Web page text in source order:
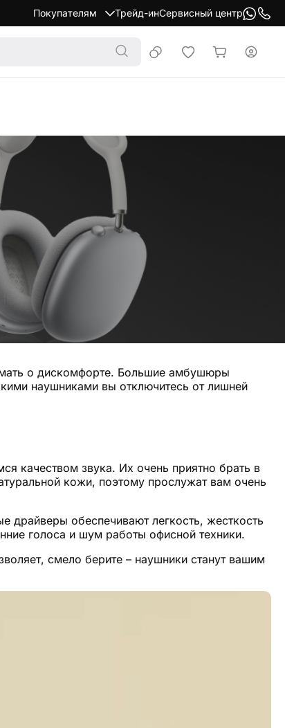
Покупателям Трейд-инСервисный центр
о дискомфорте. Большие амбушюры
наушниками вы отключитесь от лишней
качеством звука. Их очень приятно брать в
кожи, поэтому прослужат вам очень
драйверы обеспечивают легкость, жесткость
голоса и шум работы офисной техники.
смело берите – наушники станут вашим